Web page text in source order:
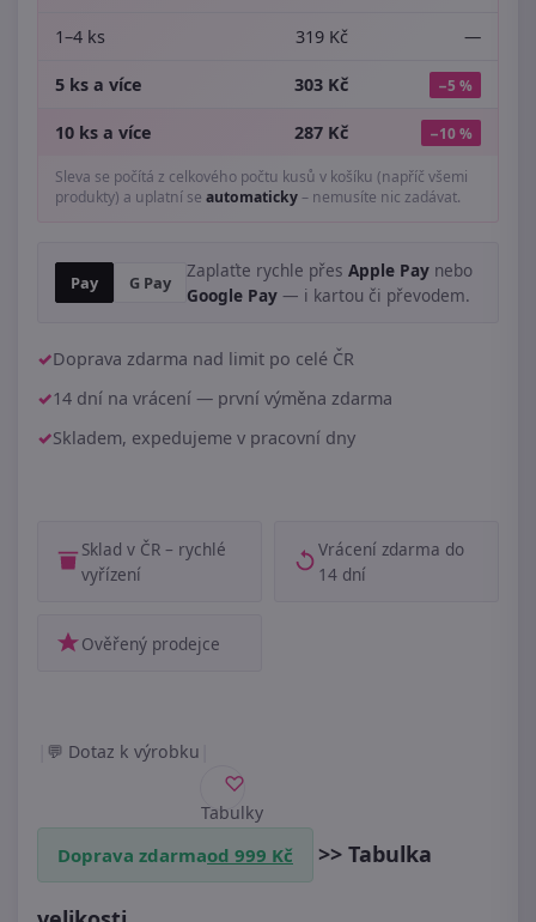
1–4 ks 319 Kč —
5 ks a více 303 Kč −5 %
10 ks a více 287 Kč −10 %
Sleva se počítá z celkového počtu kusů v košíku (napříč všemi
produkty) a uplatní se automaticky– nemusíte nic zadávat.
Pay G Pay
Zaplaťte rychle přes Apple Pay nebo
Google Pay — i kartou či převodem.
Doprava zdarma nad limit po celé ČR
14 dní na vrácení — první výměna zdarma
Skladem, expedujeme v pracovní dny
Sklad v ČR – rychlé
vyřízení
Vrácení zdarma do
14 dní
Ověřený prodejce
Dotaz k výrobku
Tabulky
Doprava zdarmaod 999 Kč >> Tabulka